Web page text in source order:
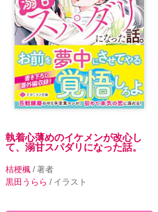
執着心薄めのイケメンが改心し
て、溺甘スパダリになった話。
桔梗楓 / 著者
黒田うらら / イラスト